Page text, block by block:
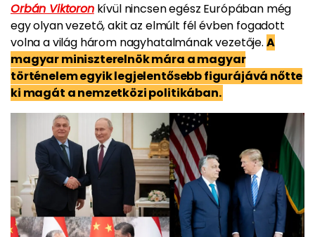
Orbán Viktoronkívül nincsen egész Európában még
egy olyan vezető, akit az elmúlt fél évben fogadott
volna a világ három nagyhatalmának vezetője. A
magyar miniszterelnök mára a magyar
történelem egyik legjelentősebb figurájává nőtte
ki magát a nemzetközi politikában.